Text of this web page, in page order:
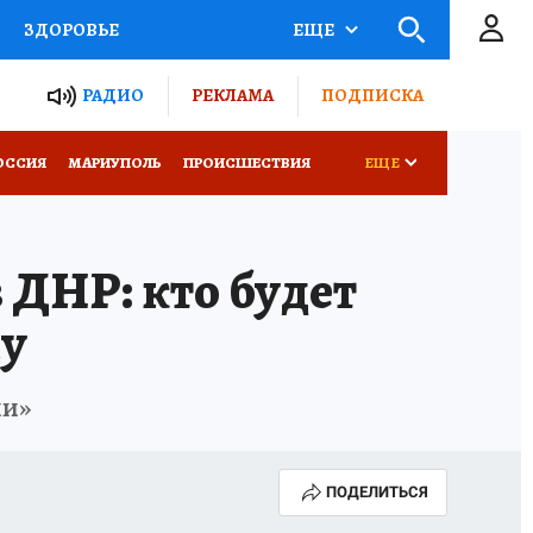
ЗДОРОВЬЕ
РОССИИ
ЕЩЕ
РАДИО РЕКЛАМА ПОДПИСКА
МАРИУПОЛЬ ПРОИСШЕСТВИЯ ЕЩЕ
ДНР: кто будет
ПОДЕЛИТЬСЯ